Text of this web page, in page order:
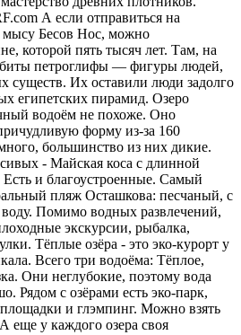
А если отправиться на
мысу Бесов Нос, можно
которой пять тысяч лет. Там, на
петроглифы — фигуры людей,
существ. Их оставили люди задолго
египетских пирамид. Озеро
водоём не похоже. Оно
форму из-за 160
большинство из них дикие.
- Майская коса с длинной
и благоустроенные. Самый
пляж Осташкова: песчаный, с
Помимо водных развлечений,
экскурсии, рыбалка,
Тёплые озёра - это эко-курорт у
Всего три водоёма: Тёплое,
Они неглубокие, поэтому вода
Рядом с озёрами есть эко-парк,
и глэмпинг. Можно взять
еще у каждого озера своя